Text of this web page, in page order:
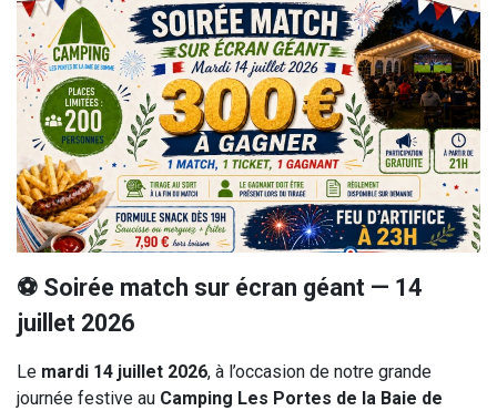
⚽ Soirée match sur écran géant — 14
juillet 2026
Le mardi 14 juillet 2026, à l’occasion de notre grande
journée festive au Camping Les Portes de la Baie de